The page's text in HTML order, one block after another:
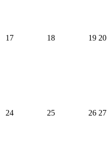
17 18 19 20
24 25 26 27